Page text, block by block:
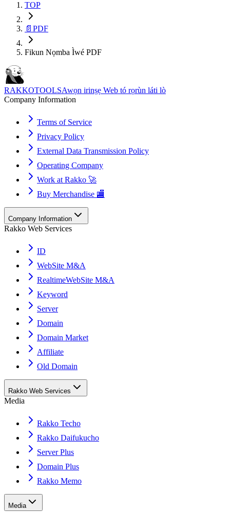
TOP
📄 PDF
Fikun Nọmba Ìwé PDF
RAKKOTOOLSAwọn irinṣẹ Web tó rọrùn láti lò
Company Information
Terms of Service
Privacy Policy
External Data Transmission Policy
Operating Company
Work at Rakko 🚀
Buy Merchandise 🏬
Company Information
Rakko Web Services
ID
WebSite M&A
RealtimeWebSite M&A
Keyword
Server
Domain
Domain Market
Affiliate
Old Domain
Rakko Web Services
Media
Rakko Techo
Rakko Daifukucho
Server Plus
Domain Plus
Rakko Memo
Media